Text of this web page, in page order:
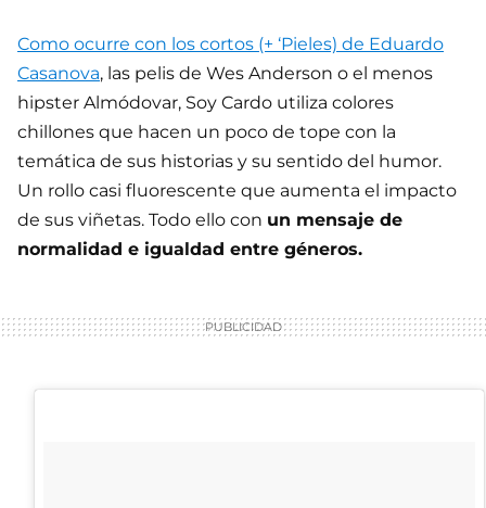
Como ocurre con los cortos (+ ‘Pieles) de Eduardo
Casanova, las pelis de Wes Anderson o el menos
hipster Almódovar, Soy Cardo utiliza colores
chillones que hacen un poco de tope con la
temática de sus historias y su sentido del humor.
Un rollo casi fluorescente que aumenta el impacto
de sus viñetas. Todo ello con un mensaje de
normalidad e igualdad entre géneros.